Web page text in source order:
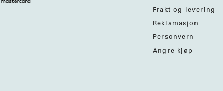
Frakt og levering
Reklamasjon
Personvern
Angre kjøp